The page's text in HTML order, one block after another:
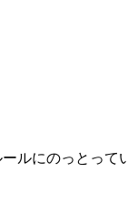
ルにのっとって